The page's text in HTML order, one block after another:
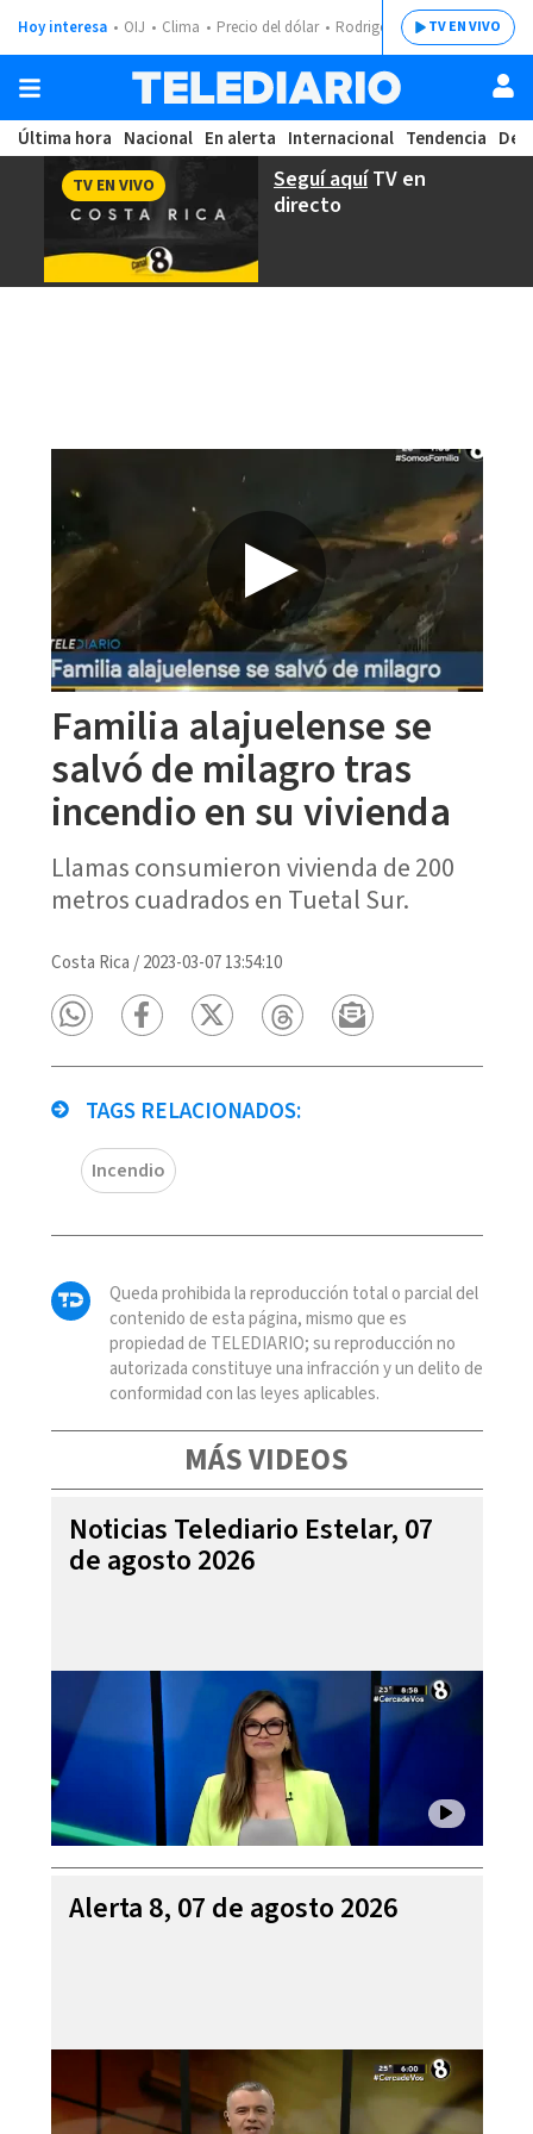
Hoy interesa OIJ Clima Precio del dólar Rodrigo ChavesTV EN VIVO
Última hora Nacional En alerta Internacional Tendencia
Seguí aquíTV en
directo
TV EN VIVO
Familia alajuelense se
salvó de milagro tras
incendio en su vivienda
Llamas consumieron vivienda de 200
metros cuadrados en Tuetal Sur.
Costa Rica /2023-03-07 13:54:10
TAGS RELACIONADOS:
Incendio
Queda prohibida la reproducción total o parcial del
contenido de esta página, mismo que es
propiedad de TELEDIARIO; su reproducción no
autorizada constituye una infracción y un delito de
conformidad con las leyes aplicables.
MÁS VIDEOS
Noticias Telediario Estelar, 07
de agosto 2026
Alerta 8, 07 de agosto 2026